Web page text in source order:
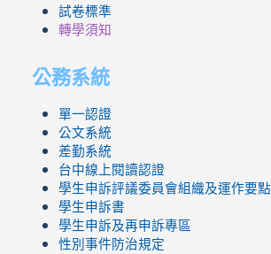
試卷標準
轉學須知
公務系統
單一認證
公文系統
差勤系統
台中線上閱讀認證
學生申訴評議委員會組織及運作要點
學生申訴書
學生申訴及再申訴專區
性別事件防治規定